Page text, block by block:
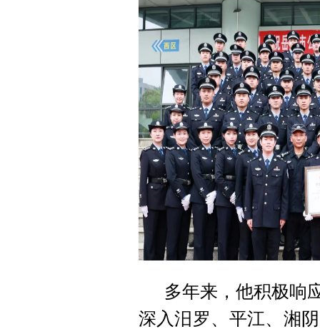
多年来，他积极响
深入汨罗、平江、湘